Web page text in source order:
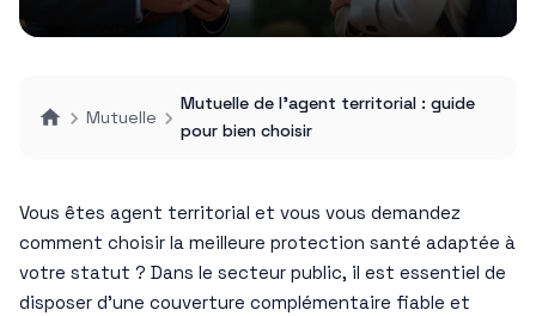
Mutuelle
Mutuelle de l’agent territorial : guide
pour bien choisir
Vous êtes agent territorial et vous vous demandez
comment choisir la meilleure protection santé adaptée à
votre statut ? Dans le secteur public, il est essentiel de
disposer d’une couverture complémentaire fiable et